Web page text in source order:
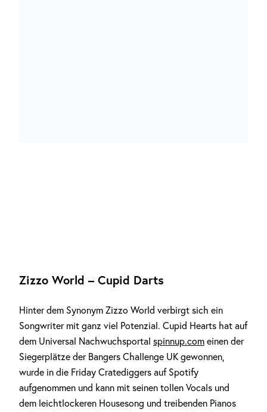
Zizzo World – Cupid Darts
Hinter dem Synonym Zizzo World verbirgt sich ein
Songwriter mit ganz viel Potenzial. Cupid Hearts hat auf
dem Universal Nachwuchsportal spinnup.com einen der
Siegerplätze der Bangers Challenge UK gewonnen,
wurde in die Friday Cratediggers auf Spotify
aufgenommen und kann mit seinen tollen Vocals und
dem leichtlockeren Housesong und treibenden Pianos